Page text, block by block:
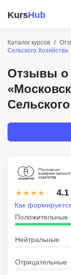
KursHub
Каталог курсов
Сельского Хозяйства
Отзывы о
4.1
Положительные
Нейтральные
Отрицательные
Как
Разработка
Дизайн
Аналитика
Менеджмент
Иностранные
Soft Skills